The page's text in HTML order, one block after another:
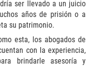
Funds
ser llevado a un juicio
años de prisión o a
su patrimonio.
esta, los abogados de
con la experiencia,
brindarle asesoría y